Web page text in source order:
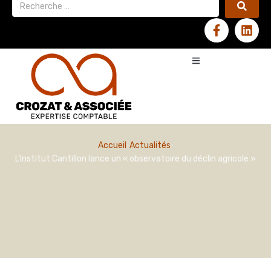
Accueil Actualités
L’Institut Cantillon lance un « observatoire du déclin agricole »